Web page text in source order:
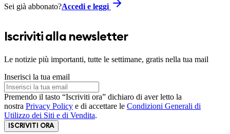
Sei già abbonato?Accedi e leggi
Iscriviti alla newsletter
Le notizie più importanti, tutte le settimane, gratis nella tua mail
Inserisci la tua email
Premendo il tasto “Iscriviti ora” dichiaro di aver letto la
nostra Privacy Policy e di accettare le Condizioni Generali di
Utilizzo dei Siti e di Vendita.
ISCRIVITI ORA